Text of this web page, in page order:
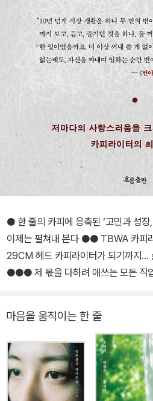
● 한 줄의 카피에 응축된 ‘고민과 성장
이제는 펼쳐내 본다 ●● TBWA 카피
29CM 헤드 카피라이터가 되기까지…
●●● 제 몫을 다하려 애쓰는 모든 직
0을 주 타깃으로 무신사가 운영하는
터). 소위 ‘힙’하다 하는 브랜드들은 몽
이곳에 홍보되는 제품의 크고 작은 문
다. 29CM의 헤드 카피라이터 오하림
를 쓰는 일, 문맹률 0에 육박하는 나라
마음을 움직이는 한 줄